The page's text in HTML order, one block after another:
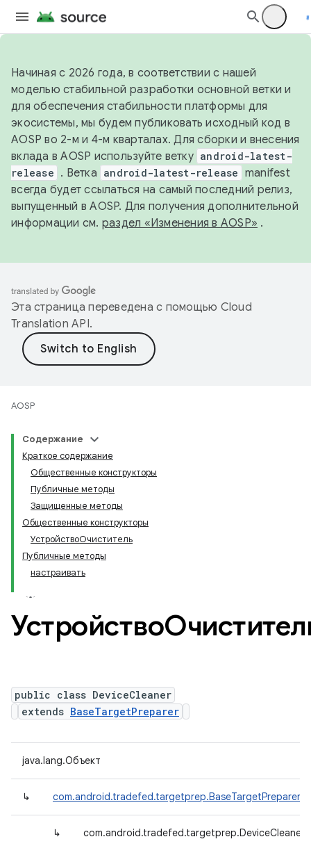
Начиная с 2026 года, в соответствии с нашей
моделью стабильной разработки основной ветки и
для обеспечения стабильности платформы для
экосистемы, мы будем публиковать исходный код в
AOSP во 2-м и 4-м кварталах. Для сборки и внесения
вклада в AOSP используйте ветку android-latest-
release . Ветка android-latest-release manifest
всегда будет ссылаться на самый последний релиз,
выпущенный в AOSP. Для получения дополнительной
информации см. раздел «Изменения в AOSP» .
Эта страница переведена с помощью Cloud
Translation API.
AOSP
Содержание
Краткое содержание
Общественные конструкторы
Публичные методы
Защищенные методы
Общественные конструкторы
УстройствоОчиститель
Публичные методы
настраивать
public class DeviceCleaner
extends BaseTargetPreparer
java.lang.Объект
↳ com.android.tradefed.targetprep.BaseTargetPreparer
↳ com.android.tradefed.targetprep.DeviceCleaner